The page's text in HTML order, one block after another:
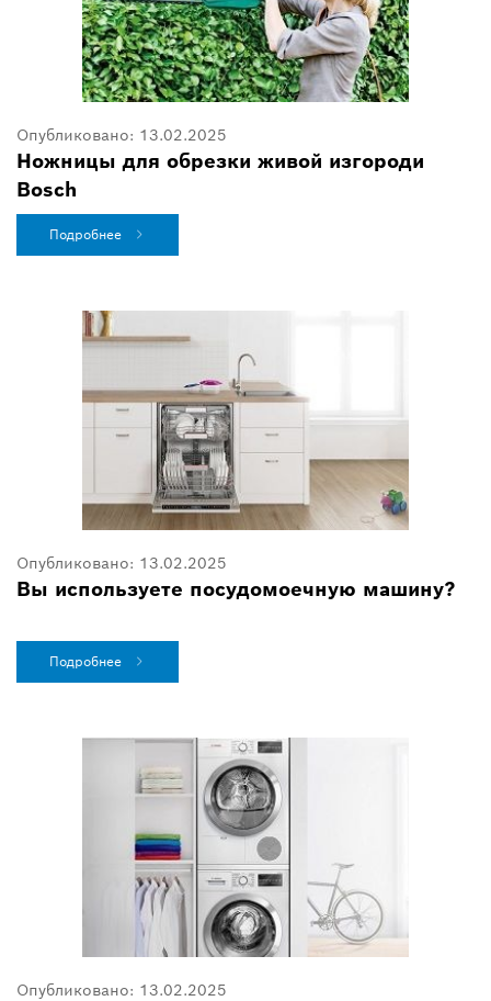
Опубликовано: 13.02.2025
Ножницы для обрезки живой изгороди
Bosch
Подробнее
Опубликовано: 13.02.2025
Вы используете посудомоечную машину?
Подробнее
Опубликовано: 13.02.2025